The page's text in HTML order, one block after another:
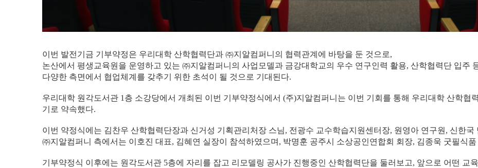
이번 발전기금 기부약정은 우리대학 산학협력단과 ㈜지알컴퍼니의 협력관계에 바탕을 둔 것으로,
논산에서 평생교육원을 운영하고 있는 ㈜지알컴퍼니의 사업모델과 금강대학교의 우수 연구인력 활용, 산학협력단 입주
다양한 측면에서 협업체계를 갖추기 위한 초석이 될 것으로 기대된다.
우리대학 원각도서관 1층 소강당에서 개최된 이번 기부약정식에서 (주)지알컴퍼니는 이번 기회를 통해 우리대학 산학협
기로 약속했다.
이번 약정식에는 김찬우 산학협력단장과 신거성 기획관리처장 스님, 전광수 교수학습지원센터장, 원영아 연구원, 신한국
㈜지알컴퍼니 측에서는 이호진 대표, 김혜연 실장이 참석하였으며, 박명훈 공주시 소상공인연합회 회장, 김종욱 굿필식
기부약정식 이후에는 원각도서관 5층에 자리를 잡고 리모델링 공사가 진행중인 산학협력단을 둘러보고, 앞으로 어떤 교